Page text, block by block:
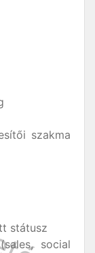
szakma
státusz
social